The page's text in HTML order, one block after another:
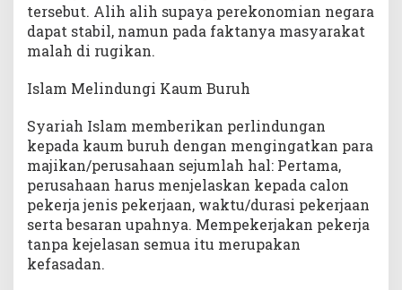
tersebut. Alih alih supaya perekonomian negara
dapat stabil, namun pada faktanya masyarakat
malah di rugikan.
Islam Melindungi Kaum Buruh
Syariah Islam memberikan perlindungan
kepada kaum buruh dengan mengingatkan para
majikan/perusahaan sejumlah hal: Pertama,
perusahaan harus menjelaskan kepada calon
pekerja jenis pekerjaan, waktu/durasi pekerjaan
serta besaran upahnya. Mempekerjakan pekerja
tanpa kejelasan semua itu merupakan
kefasadan.